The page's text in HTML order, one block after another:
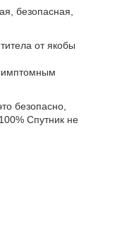
безопасная,
от якобы
безопасно,
Спутник не